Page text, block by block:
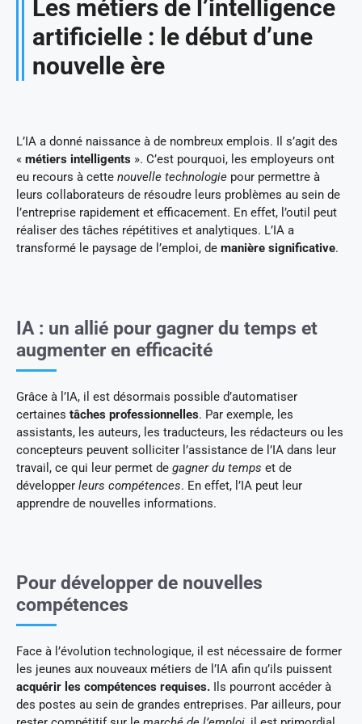
Les métiers de l’intelligence
artificielle : le début d’une
nouvelle ère
L’IA a donné naissance à de nombreux emplois. Il s’agit des
« métiers intelligents ». C’est pourquoi, les employeurs ont
eu recours à cette nouvelle technologie pour permettre à
leurs collaborateurs de résoudre leurs problèmes au sein de
l’entreprise rapidement et efficacement. En effet, l’outil peut
réaliser des tâches répétitives et analytiques. L’IA a
transformé le paysage de l’emploi, de manière significative.
IA : un allié pour gagner du temps et
augmenter en efficacité
Grâce à l’IA, il est désormais possible d’automatiser
certaines tâches professionnelles. Par exemple, les
assistants, les auteurs, les traducteurs, les rédacteurs ou les
concepteurs peuvent solliciter l’assistance de l’IA dans leur
travail, ce qui leur permet de gagner du temps et de
développer leurs compétences. En effet, l’IA peut leur
apprendre de nouvelles informations.
Pour développer de nouvelles
compétences
Face à l’évolution technologique, il est nécessaire de former
les jeunes aux nouveaux métiers de l’IA afin qu’ils puissent
acquérir les compétences requises.
Ils pourront accéder à
des postes au sein de grandes entreprises. Par ailleurs, pour